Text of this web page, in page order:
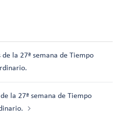
la 27ª semana de Tiempo
la 27ª semana de Tiempo